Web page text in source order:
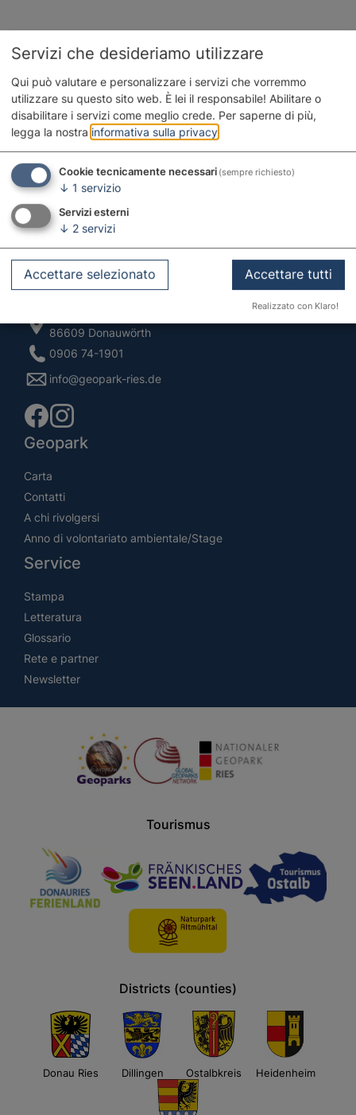
Contatto
86609 Donauwörth
0906 74-1901
info@geopark-ries.de
Geopark
Carta
Contatti
A chi rivolgersi
Anno di volontariato ambientale/Stage
Service
Stampa
Letteratura
Glossario
Rete e partner
Newsletter
Tourismus
Districts (counties)
Donau Ries Dillingen Ostalbkreis Heidenheim
Servizi che desideriamo utilizzare
Qui può valutare e personalizzare i servizi che vorremmo
utilizzare su questo sito web. È lei il responsabile! Abilitare o
disabilitare i servizi come meglio crede. Per saperne di più,
legga la nostra informativa sulla privacy
Cookie tecnicamente necessari (sempre richiesto)
↓ 1 servizio
Servizi esterni
↓ 2 servizi
Accettare selezionato Accettare tutti
Realizzato con Klaro!